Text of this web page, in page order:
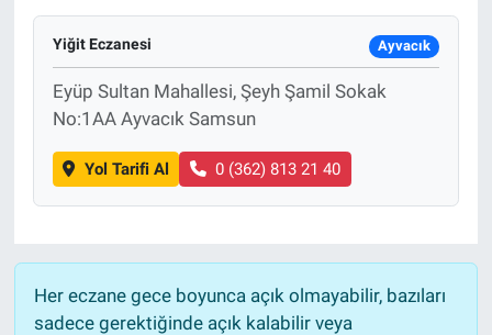
Yiğit Eczanesi Ayvacık
Eyüp Sultan Mahallesi, Şeyh Şamil Sokak
No:1AA Ayvacık Samsun
Yol Tarifi Al 0 (362) 813 21 40
Her eczane gece boyunca açık olmayabilir, bazıları
sadece gerektiğinde açık kalabilir veya